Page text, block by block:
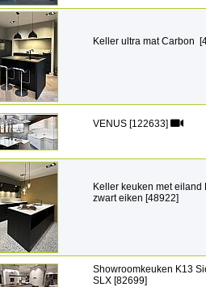
Keller ultra mat Carbon
VENUS [122633]
Keller keuken met eiland
zwart eiken [48922]
Showroomkeuken K13
SLX [82699]